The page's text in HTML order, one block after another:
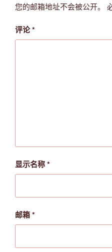
您的邮箱地址不会被公开。
评论*
显示名称*
邮箱*